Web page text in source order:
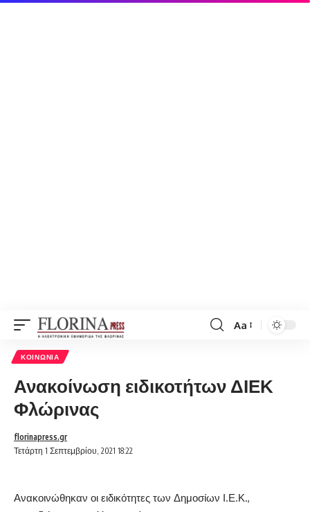
Font
Aa
ΚΟΙΝΩΝΊΑ
Ανακοίνωση ειδικοτήτων ΔΙΕΚ
Φλώρινας
Τετάρτη 1 Σεπτεμβρίου, 2021 18:22
florinapress.gr
Ανακοινώθηκαν οι ειδικότητες των Δημοσίων Ι.Ε.Κ.,